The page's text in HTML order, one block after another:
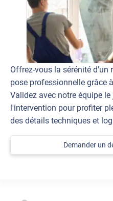
Offrez-vous la sérénité d'un
pose professionnelle grâce
Validez avec notre équipe
l'intervention pour profiter
des détails techniques et
Demander un